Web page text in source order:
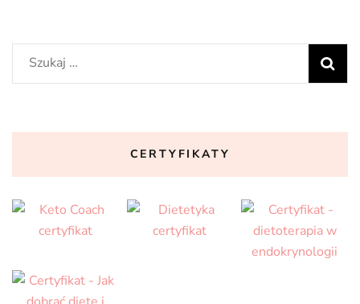
Szukaj:
CERTYFIKATY